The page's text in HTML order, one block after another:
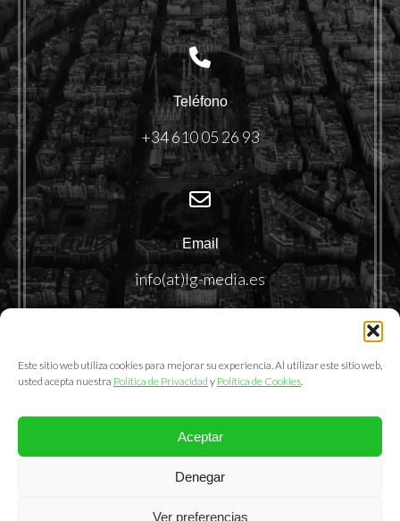
Este sitio web utiliza cookies para mejorar su experiencia. Al utilizar este sitio web,
usted acepta nuestra Política de Privacidad y Política de Cookies.
Aceptar
Denegar
Ver preferencias
Teléfono
+34 610 05 26 93
Email
info(at)lg-media.es
@2025. LemonGrass Communications S.L.